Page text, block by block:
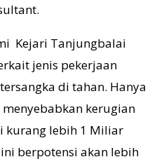
Kejari Tanjungbalai
jenis pekerjaan
di tahan. Hanya
kerugian
kurang lebih 1 Miliar
berpotensi akan lebih